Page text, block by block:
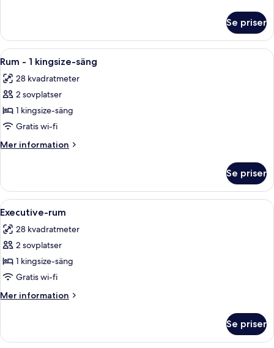
Deluxe
(Plus)
Se priser
Öppna
alla
foton
för
Rum
-
1
kingsize-
Ett hotellrum med en stor säng,
8
Rum - 1 kingsize-säng
28 kvadratmeter
2 sovplatser
1 kingsize-säng
Gratis wi-fi
Mer information
Mer
-
kingsize-
Se priser
Öppna
alla
foton
för
Executive-
rum
Ett hotellrum med en säng, en stol,
9
Executive-rum
28 kvadratmeter
2 sovplatser
1 kingsize-säng
Gratis wi-fi
Mer information
Mer
rum
Se priser